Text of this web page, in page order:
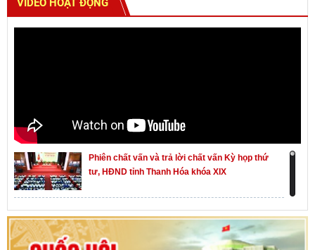
VIDEO HOẠT ĐỘNG
Phiên chất vấn và trả lời chất vấn Kỳ họp thứ
tư, HĐND tỉnh Thanh Hóa khóa XIX
Khai mạc kỳ họp thứ Nhất, Quốc hội khóa XVI